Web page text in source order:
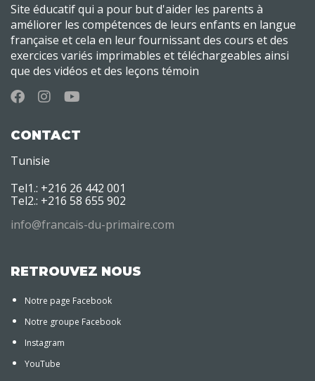
Site éducatif qui a pour but d'aider les parents à
améliorer les compétences de leurs enfants en langue
française et cela en leur fournissant des cours et des
exercices variés imprimables et téléchargeables ainsi
que des vidéos et des leçons témoin
CONTACT
Tunisie
Tel1.: +216 26 442 001
Tel2.: +216 58 655 902
info@francais-du-primaire.com
RETROUVEZ NOUS
Notre page Facebook
Notre groupe Facebook
Instagram
YouTube